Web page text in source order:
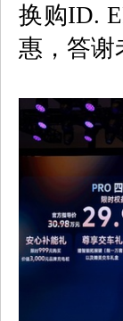
换购ID.
惠，答谢